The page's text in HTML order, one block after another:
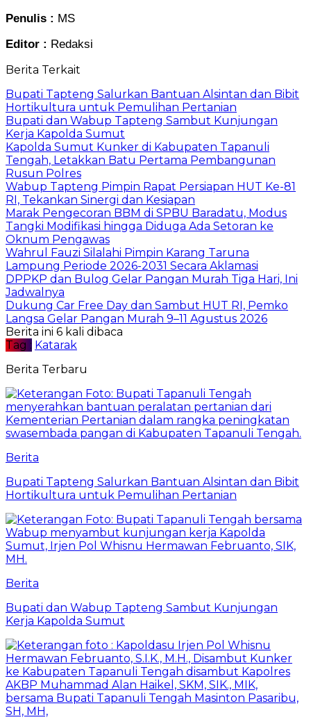
Penulis : MS
Editor : Redaksi
Berita Terkait
Bupati Tapteng Salurkan Bantuan Alsintan dan Bibit
Hortikultura untuk Pemulihan Pertanian
Bupati dan Wabup Tapteng Sambut Kunjungan
Kerja Kapolda Sumut
Kapolda Sumut Kunker di Kabupaten Tapanuli
Tengah, Letakkan Batu Pertama Pembangunan
Rusun Polres
Wabup Tapteng Pimpin Rapat Persiapan HUT Ke-81
RI, Tekankan Sinergi dan Kesiapan
Marak Pengecoran BBM di SPBU Baradatu, Modus
Tangki Modifikasi hingga Diduga Ada Setoran ke
Oknum Pengawas
Wahrul Fauzi Silalahi Pimpin Karang Taruna
Lampung Periode 2026-2031 Secara Aklamasi
DPPKP dan Bulog Gelar Pangan Murah Tiga Hari, Ini
Jadwalnya
Dukung Car Free Day dan Sambut HUT RI, Pemko
Langsa Gelar Pangan Murah 9–11 Agustus 2026
Berita ini 6 kali dibaca
Tag : Katarak
Berita Terbaru
Berita
Bupati Tapteng Salurkan Bantuan Alsintan dan Bibit
Hortikultura untuk Pemulihan Pertanian
Berita
Bupati dan Wabup Tapteng Sambut Kunjungan
Kerja Kapolda Sumut